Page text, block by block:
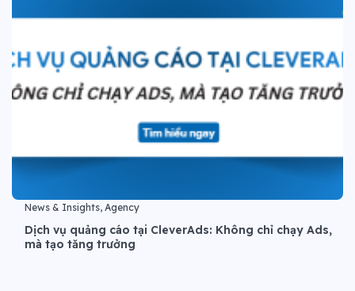
News & Insights, Agency
Dịch vụ quảng cáo tại CleverAds: Không chỉ chạy Ads,
mà tạo tăng trưởng